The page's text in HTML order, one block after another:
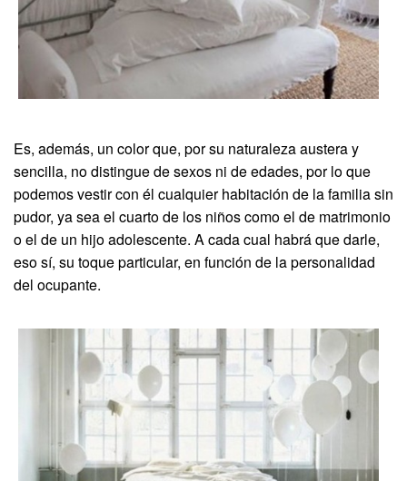
Es, además, un color que, por su naturaleza austera y
sencilla, no distingue de sexos ni de edades, por lo que
podemos vestir con él cualquier habitación de la familia sin
pudor, ya sea el cuarto de los niños como el de matrimonio
o el de un hijo adolescente. A cada cual habrá que darle,
eso sí, su toque particular, en función de la personalidad
del ocupante.